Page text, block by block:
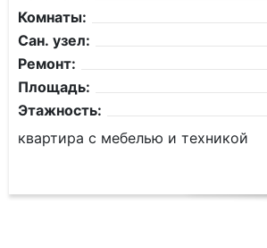
Комнаты:
Сан. узел:
Ремонт:
Площадь:
Этажность:
квартира с мебелью и техникой